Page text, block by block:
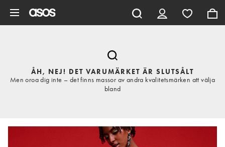
ÅH, NEJ! DET VARUMÄRKET ÄR SLUTSÅLT
Men oroa dig inte – det finns massor av andra kvalitetsmärken att välja
bland